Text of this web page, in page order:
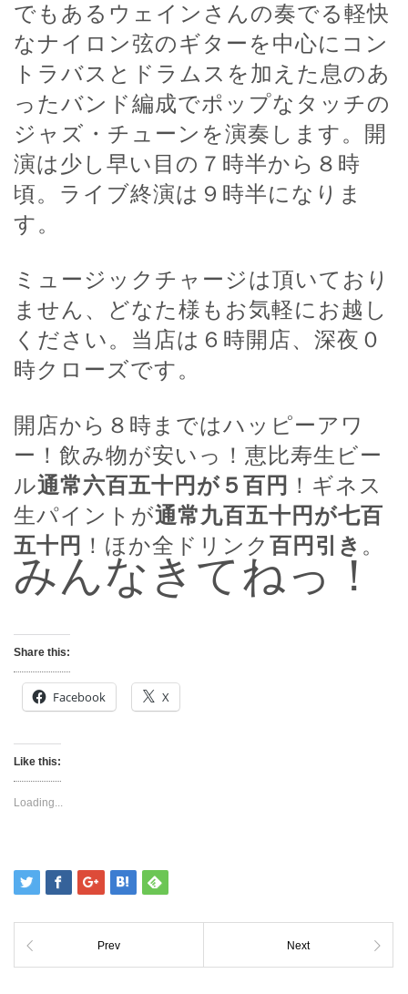
でもあるウェインさんの奏でる軽快
なナイロン弦のギターを中心にコン
トラバスとドラムスを加えた息のあ
ったバンド編成でポップなタッチの
ジャズ・チューンを演奏します。開
演は少し早い目の７時半から８時
頃。ライブ終演は９時半になりま
す。
ミュージックチャージは頂いており
ません、どなた様もお気軽にお越し
ください。当店は６時開店、深夜０
時クローズです。
開店から８時まではハッピーアワ
ー！飲み物が安いっ！恵比寿生ビー
ル通常六百五十円が５百円 ！ギネス
生パイントが通常九百五十円が七百
五十円 ！ほか全ドリンク 百円引き 。
みんなきてねっ！
Share this:
Facebook X
Like this:
Loading...
Prev Next